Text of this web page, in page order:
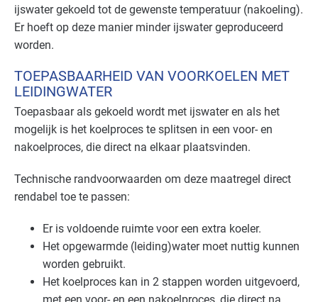
ijswater gekoeld tot de gewenste temperatuur (nakoeling).
Er hoeft op deze manier minder ijswater geproduceerd
worden.
TOEPASBAARHEID VAN VOORKOELEN MET
LEIDINGWATER
Toepasbaar als gekoeld wordt met ijswater en als het
mogelijk is het koelproces te splitsen in een voor- en
nakoelproces, die direct na elkaar plaatsvinden.
Technische randvoorwaarden om deze maatregel direct
rendabel toe te passen:
Er is voldoende ruimte voor een extra koeler.
Het opgewarmde (leiding)water moet nuttig kunnen
worden gebruikt.
Het koelproces kan in 2 stappen worden uitgevoerd,